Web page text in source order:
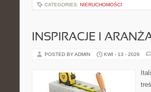
CATEGORIES: NIERUCHOMOŚCI
INSPIRACJE I
POSTED BY ADMIN KWI - 13 - 2026